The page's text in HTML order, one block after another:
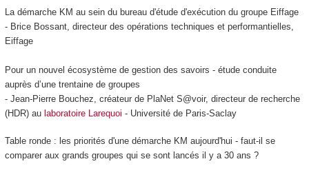
La démarche KM au sein du bureau d'étude d'exécution du groupe Eiffage
- Brice Bossant, directeur des opérations techniques et performantielles,
Eiffage
Pour un nouvel écosystème de gestion des savoirs - étude conduite
auprès d’une trentaine de groupes
- Jean-Pierre Bouchez, créateur de PlaNet S@voir, directeur de recherche
(HDR) au laboratoire Larequoi - Université de Paris-Saclay
Table ronde : les priorités d'une démarche KM aujourd'hui - faut-il se
comparer aux grands groupes qui se sont lancés il y a 30 ans ?